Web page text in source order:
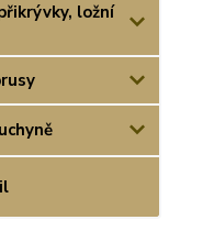
ložní